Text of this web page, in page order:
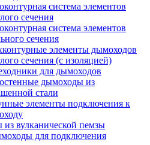
система элементов
сечения
система элементов
сечения
элементы дымоходов
сечения (с изоляцией)
для дымоходов
дымоходы из
стали
элементы подключения к
вулканической пемзы
для подключения